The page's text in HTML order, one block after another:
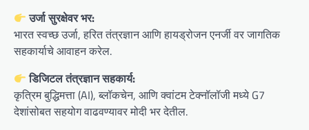
उर्जा सुरक्षेवर भर:
भारत स्वच्छ उर्जा, हरित तंत्रज्ञान आणि हायड्रोजन एनर्जी वर जागतिक
सहकार्याचे आवाहन करेल.
डिजिटल तंत्रज्ञान सहकार्य:
कृत्रिम बुद्धिमत्ता (AI), ब्लॉकचेन, आणि क्वांटम टेक्नॉलॉजी मध्ये G7
देशांसोबत सहयोग वाढवण्यावर मोदी भर देतील.